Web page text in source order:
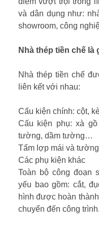
và dân dụng như:
showroom, công
Nhà thép tiền chế là
Nhà thép tiền chế
liên kết với nhau:
Cấu kiện chính: cột,
Cấu kiện phụ: xà
tường, dầm tường…
Tấm lợp mái và
Các phụ kiện khác
Toàn bộ công đoạn
yếu bao gồm: cắt,
hình được hoàn
chuyển đến công trình.